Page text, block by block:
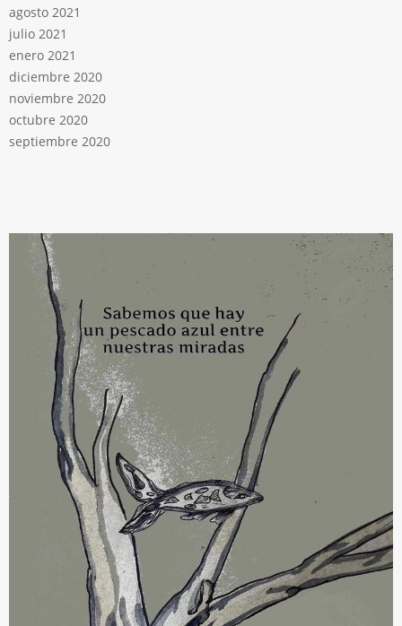
agosto 2021
julio 2021
enero 2021
diciembre 2020
noviembre 2020
octubre 2020
septiembre 2020